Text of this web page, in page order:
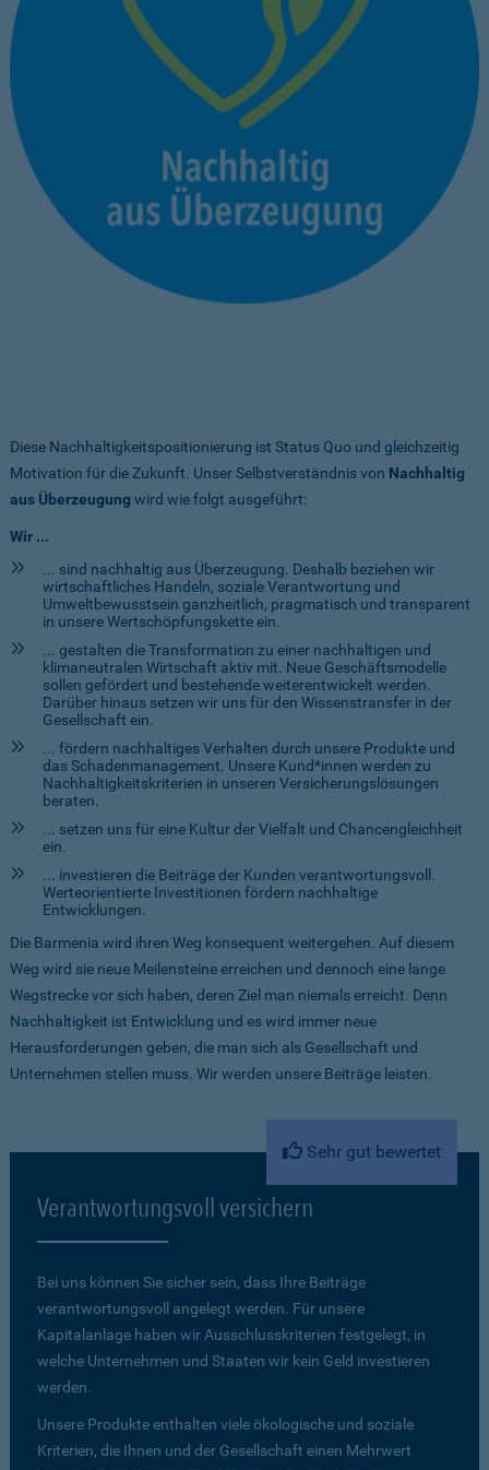
Diese Nachhaltigkeitspositionierung ist Status Quo und gleichzeitig
Motivation für die Zukunft. Unser Selbstverständnis von Nachhaltig
aus Überzeugung wird wie folgt ausgeführt:
Wir ...
... sind nachhaltig aus Überzeugung. Deshalb beziehen wir
wirtschaftliches Handeln, soziale Verantwortung und
Umweltbewusstsein ganzheitlich, pragmatisch und transparent
in unsere Wertschöpfungskette ein.
... gestalten die Transformation zu einer nachhaltigen und
klimaneutralen Wirtschaft aktiv mit. Neue Geschäftsmodelle
sollen gefördert und bestehende weiterentwickelt werden.
Darüber hinaus setzen wir uns für den Wissenstransfer in der
Gesellschaft ein.
... fördern nachhaltiges Verhalten durch unsere Produkte und
das Schadenmanagement. Unsere Kund*innen werden zu
Nachhaltigkeitskriterien in unseren Versicherungslösungen
beraten.
... setzen uns für eine Kultur der Vielfalt und Chancengleichheit
ein.
... investieren die Beiträge der Kunden verantwortungsvoll.
Werteorientierte Investitionen fördern nachhaltige
Entwicklungen.
Die Barmenia wird ihren Weg konsequent weitergehen. Auf diesem
Weg wird sie neue Meilensteine erreichen und dennoch eine lange
Wegstrecke vor sich haben, deren Ziel man niemals erreicht. Denn
Nachhaltigkeit ist Entwicklung und es wird immer neue
Herausforderungen geben, die man sich als Gesellschaft und
Unternehmen stellen muss. Wir werden unsere Beiträge leisten.
Sehr gut bewertet
Verantwortungsvoll versichern
Bei uns können Sie sicher sein, dass Ihre Beiträge
verantwortungsvoll angelegt werden. Für unsere
Kapitalanlage haben wir Ausschlusskriterien festgelegt, in
welche Unternehmen und Staaten wir kein Geld investieren
werden.
Unsere Produkte enthalten viele ökologische und soziale
Kriterien, die Ihnen und der Gesellschaft einen Mehrwert